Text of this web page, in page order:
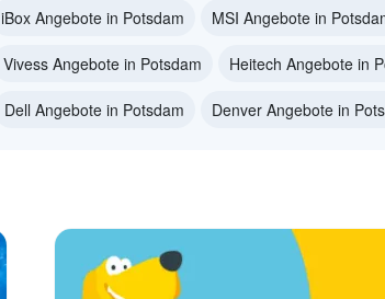
iBox Angebote in Potsdam MSI Angebote in
Vivess Angebote in Potsdam Heitech Angebote in
Dell Angebote in Potsdam Denver Angebote in